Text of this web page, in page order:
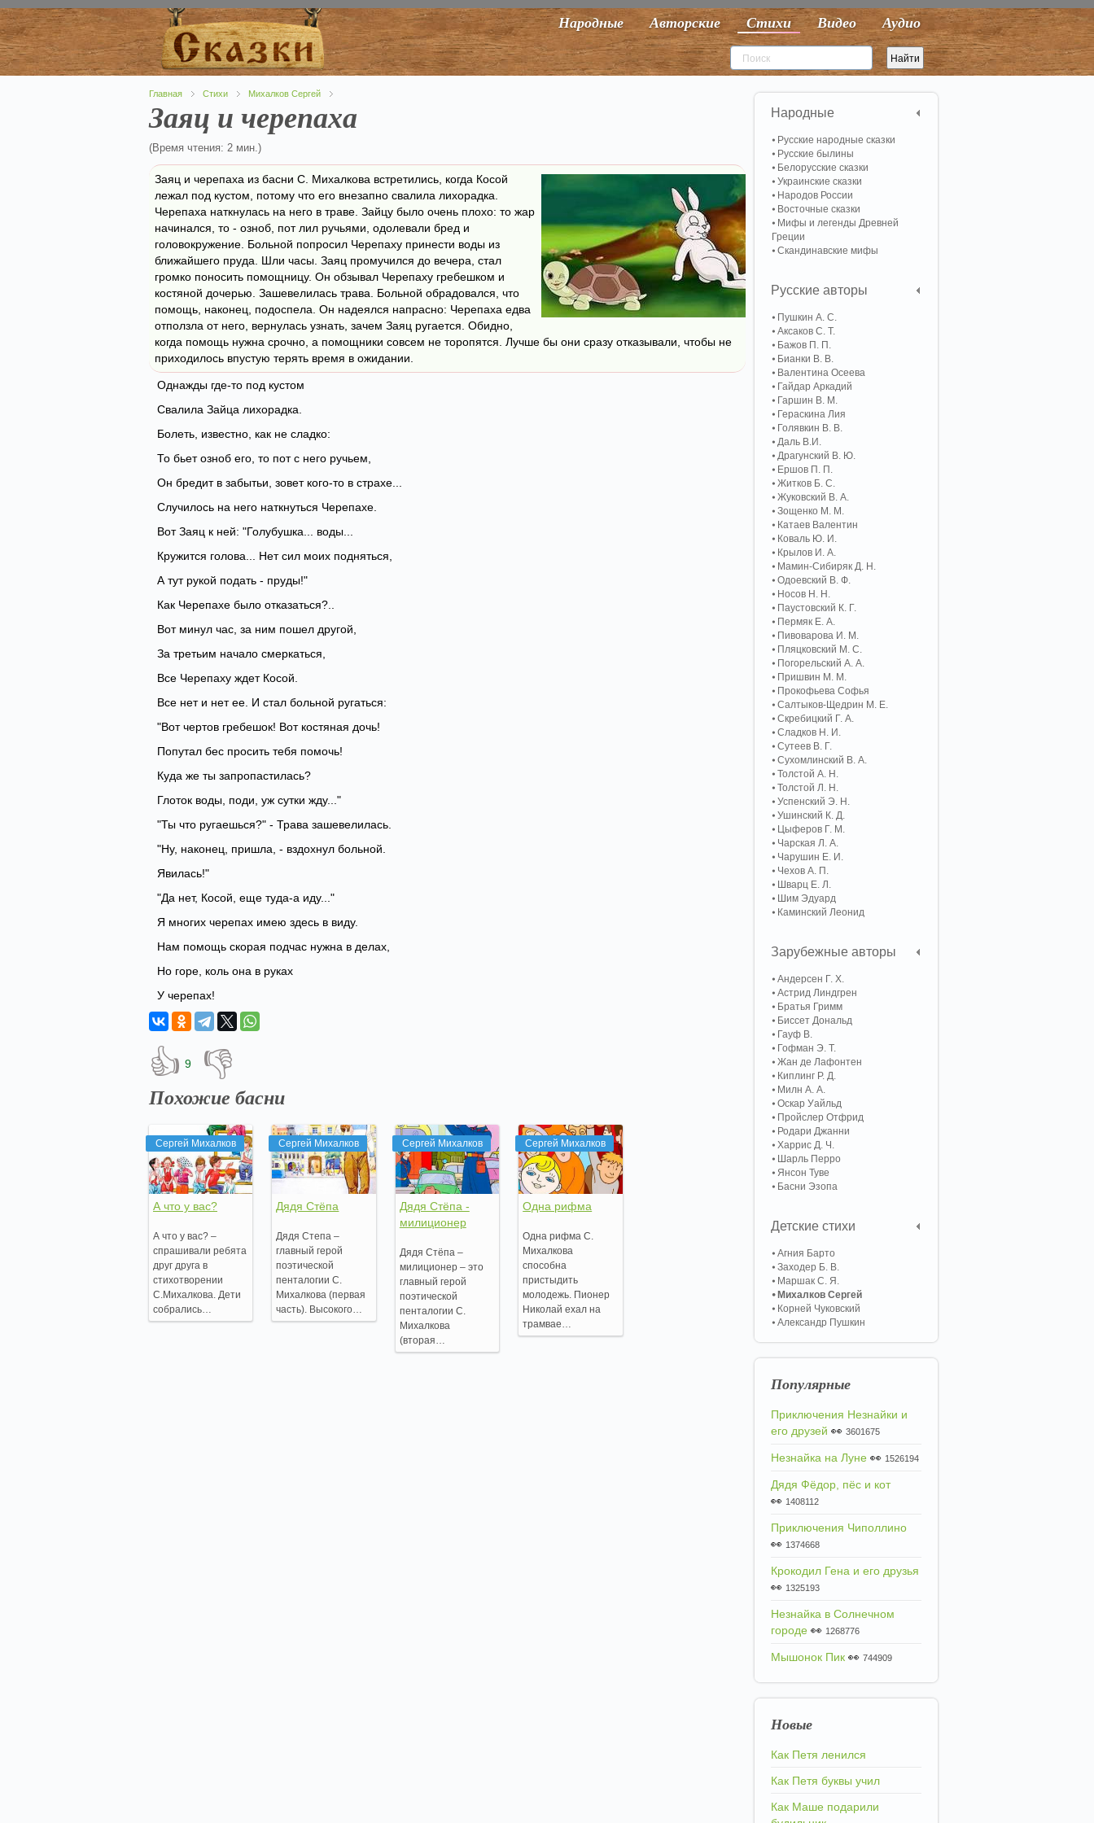
Народные Авторские Стихи Видео Аудио
Главная Стихи Михалков Сергей
Заяц и черепаха
(Время чтения: 2 мин.)
Заяц и черепаха из басни С. Михалкова встретились, когда Косой
лежал под кустом, потому что его внезапно свалила лихорадка.
Черепаха наткнулась на него в траве. Зайцу было очень плохо: то жар
начинался, то - озноб, пот лил ручьями, одолевали бред и
головокружение. Больной попросил Черепаху принести воды из
ближайшего пруда. Шли часы. Заяц промучился до вечера, стал
громко поносить помощницу. Он обзывал Черепаху гребешком и
костяной дочерью. Зашевелилась трава. Больной обрадовался, что
помощь, наконец, подоспела. Он надеялся напрасно: Черепаха едва
отползла от него, вернулась узнать, зачем Заяц ругается. Обидно,
когда помощь нужна срочно, а помощники совсем не торопятся. Лучше бы они сразу отказывали, чтобы не
приходилось впустую терять время в ожидании.
Однажды где-то под кустом
Свалила Зайца лихорадка.
Болеть, известно, как не сладко:
То бьет озноб его, то пот с него ручьем,
Он бредит в забытьи, зовет кого-то в страхе...
Случилось на него наткнуться Черепахе.
Вот Заяц к ней: "Голубушка... воды...
Кружится голова... Нет сил моих подняться,
А тут рукой подать - пруды!"
Как Черепахе было отказаться?..
Вот минул час, за ним пошел другой,
За третьим начало смеркаться,
Все Черепаху ждет Косой.
Все нет и нет ее. И стал больной ругаться:
"Вот чертов гребешок! Вот костяная дочь!
Попутал бес просить тебя помочь!
Куда же ты запропастилась?
Глоток воды, поди, уж сутки жду..."
"Ты что ругаешься?" - Трава зашевелилась.
"Ну, наконец, пришла, - вздохнул больной.
Явилась!"
"Да нет, Косой, еще туда-а иду..."
Я многих черепах имею здесь в виду.
Нам помощь скорая подчас нужна в делах,
Но горе, коль она в руках
У черепах!
👍 9 👎
Похожие басни
Сергей Михалков
А что у вас?
А что у вас? –
спрашивали ребята
друг друга в
стихотворении
С.Михалкова. Дети
собрались…
Сергей Михалков
Дядя Стёпа
Дядя Степа –
главный герой
поэтической
пенталогии С.
Михалкова (первая
часть). Высокого…
Сергей Михалков
Дядя Стёпа -
милиционер
Дядя Стёпа –
милиционер – это
главный герой
поэтической
пенталогии С.
Михалкова
(вторая…
Сергей Михалков
Одна рифма
Одна рифма С.
Михалкова
способна
пристыдить
молодежь. Пионер
Николай ехал на
трамвае…
Народные
Русские народные сказки
Русские былины
Белорусские сказки
Украинские сказки
Народов России
Восточные сказки
Мифы и легенды Древней
Греции
Скандинавские мифы
Русские авторы
Пушкин А. С.
Аксаков С. Т.
Бажов П. П.
Бианки В. В.
Валентина Осеева
Гайдар Аркадий
Гаршин В. М.
Гераскина Лия
Голявкин В. В.
Даль В.И.
Драгунский В. Ю.
Ершов П. П.
Житков Б. С.
Жуковский В. А.
Зощенко М. М.
Катаев Валентин
Коваль Ю. И.
Крылов И. А.
Мамин-Сибиряк Д. Н.
Одоевский В. Ф.
Носов Н. Н.
Паустовский К. Г.
Пермяк Е. А.
Пивоварова И. М.
Пляцковский М. С.
Погорельский А. A.
Пришвин М. М.
Прокофьева Софья
Салтыков-Щедрин М. Е.
Скребицкий Г. А.
Сладков Н. И.
Сутеев В. Г.
Сухомлинский В. А.
Толстой А. Н.
Толстой Л. Н.
Успенский Э. Н.
Ушинский К. Д.
Цыферов Г. М.
Чарская Л. А.
Чарушин Е. И.
Чехов А. П.
Шварц Е. Л.
Шим Эдуард
Каминский Леонид
Зарубежные авторы
Андерсен Г. Х.
Астрид Линдгрен
Братья Гримм
Биссет Дональд
Гауф В.
Гофман Э. Т.
Жан де Лафонтен
Киплинг Р. Д.
Милн А. А.
Оскар Уайльд
Пройслер Отфрид
Родари Джанни
Харрис Д. Ч.
Шарль Перро
Янсон Туве
Басни Эзопа
Детские стихи
Агния Барто
Заходер Б. В.
Маршак С. Я.
Михалков Сергей
Корней Чуковский
Александр Пушкин
Популярные
Приключения Незнайки и
его друзей 👀 3601675
Незнайка на Луне 👀 1526194
Дядя Фёдор, пёс и кот
👀 1408112
Приключения Чиполлино
👀 1374668
Крокодил Гена и его друзья
👀 1325193
Незнайка в Солнечном
городе 👀 1268776
Мышонок Пик 👀 744909
Новые
Как Петя ленился
Как Петя буквы учил
Как Маше подарили